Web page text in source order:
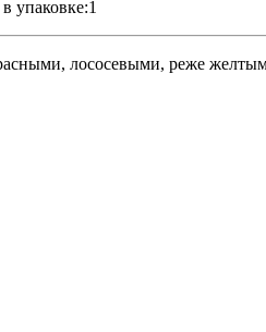
упаковке:1
лососевыми, реже